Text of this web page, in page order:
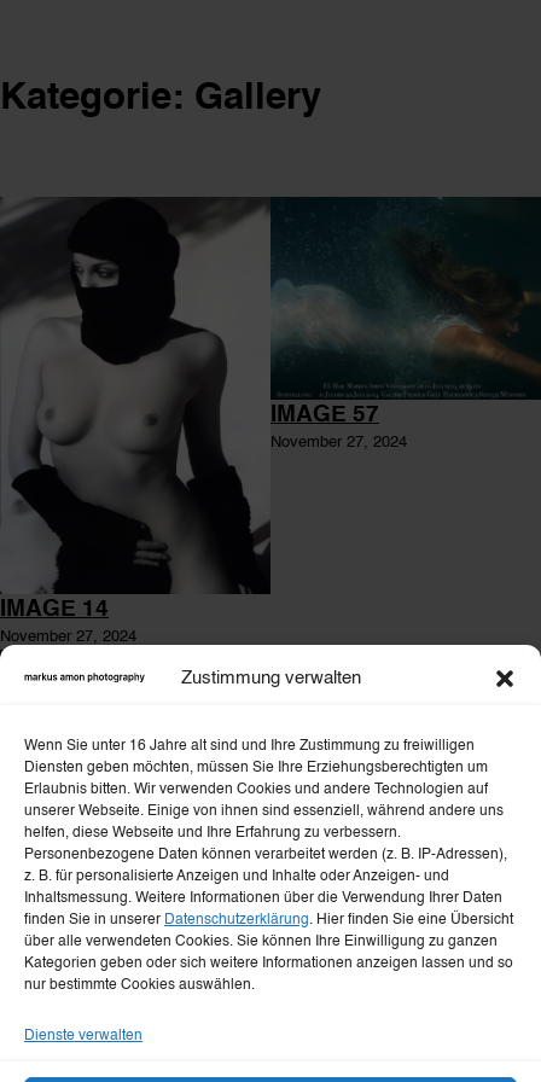
Zustimmung verwalten
Wenn Sie unter 16 Jahre alt sind und Ihre Zustimmung zu freiwilligen
Diensten geben möchten, müssen Sie Ihre Erziehungsberechtigten um
Erlaubnis bitten. Wir verwenden Cookies und andere Technologien auf
unserer Webseite. Einige von ihnen sind essenziell, während andere uns
helfen, diese Webseite und Ihre Erfahrung zu verbessern.
Personenbezogene Daten können verarbeitet werden (z. B. IP-Adressen),
z. B. für personalisierte Anzeigen und Inhalte oder Anzeigen- und
Inhaltsmessung. Weitere Informationen über die Verwendung Ihrer Daten
finden Sie in unserer Datenschutzerklärung. Hier finden Sie eine Übersicht
über alle verwendeten Cookies. Sie können Ihre Einwilligung zu ganzen
Kategorien geben oder sich weitere Informationen anzeigen lassen und so
nur bestimmte Cookies auswählen.
Dienste verwalten
Kategorie: Gallery
IMAGE 14
November 27, 2024
IMAGE 57
November 27, 2024
IMAGE 02
IMAGE 31
November 22, 2024